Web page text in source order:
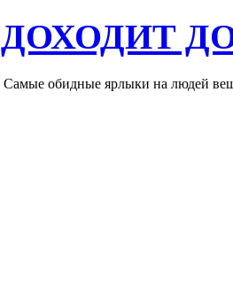
ДОХОДИТ
Самые обидные ярлыки на людей